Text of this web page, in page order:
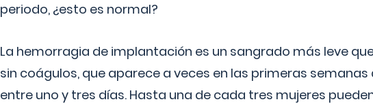
periodo, ¿esto es normal?
La hemorragia de implantación es un sangrado más leve
sin coágulos, que aparece a veces en las primeras
entre uno y tres días. Hasta una de cada tres mujeres